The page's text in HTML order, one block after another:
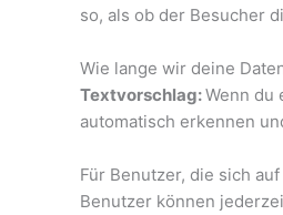
so, als ob der Besucher
Wie lange wir deine
Textvorschlag:Wenn du
automatisch erkennen
Für Benutzer, die sich
Benutzer können